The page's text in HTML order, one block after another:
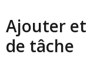
Ajouter et
de tâche